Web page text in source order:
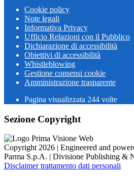
Cookie policy
Note legali
Informativa Privacy
Ufficio Relazioni con il Pubblico
Dichiarazione di accessibilità
Obiettivi di accessibilità
Whistleblowing
Gestione consensi cookie
Amministrazione trasparente
Pagina visualizzata 244 volte
Sezione Copyright
Copyright 2026 | Engineered and
Parma S.p.A. | Divisione Publishing &
Disclaimer trattamento dati personali